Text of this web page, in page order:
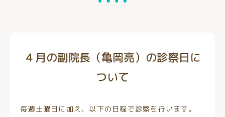
４月の副院長（亀岡亮）の診察日に
ついて
毎週土曜日に加え、以下の日程で診察を行います。